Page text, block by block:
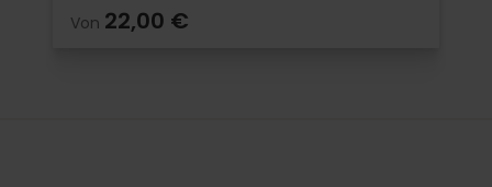
Von 22,00 €